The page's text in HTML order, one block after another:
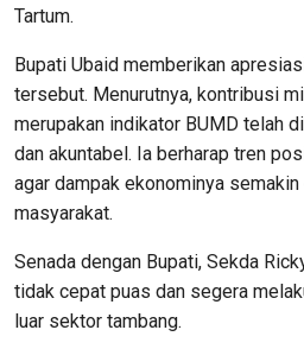
Tartum.
Bupati Ubaid memberikan
tersebut. Menurutnya, kontribusi
merupakan indikator BUMD telah
dan akuntabel. Ia berharap tren
agar dampak ekonominya
masyarakat.
Senada dengan Bupati, Sekda
tidak cepat puas dan segera
luar sektor tambang.